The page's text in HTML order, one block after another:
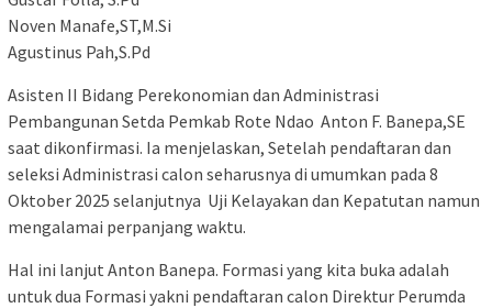
Noven Manafe,ST,M.Si
Agustinus Pah,S.Pd
Asisten II Bidang Perekonomian dan Administrasi
Pembangunan Setda Pemkab Rote Ndao Anton F. Banepa,SE
saat dikonfirmasi. Ia menjelaskan, Setelah pendaftaran dan
seleksi Administrasi calon seharusnya di umumkan pada 8
Oktober 2025 selanjutnya Uji Kelayakan dan Kepatutan namun
mengalamai perpanjang waktu.
Hal ini lanjut Anton Banepa. Formasi yang kita buka adalah
untuk dua Formasi yakni pendaftaran calon Direktur Perumda